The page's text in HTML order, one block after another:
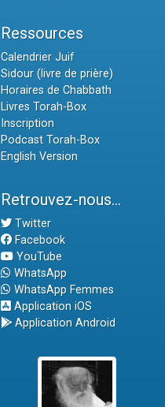
Ressources
Calendrier Juif
Sidour (livre de prière)
Horaires de Chabbath
Livres Torah-Box
Inscription
Podcast Torah-Box
English Version
Retrouvez-nous...
Twitter
Facebook
YouTube
WhatsApp
WhatsApp Femmes
Application iOS
Application Android